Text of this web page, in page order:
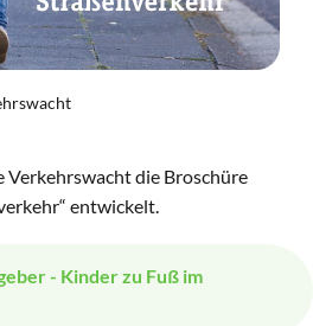
Verkehrswacht die Broschüre
entwickelt.
- Kinder zu Fuß im